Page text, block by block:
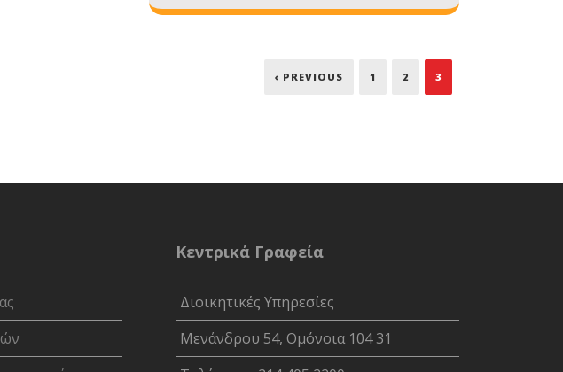
‹ PREVIOUS 1 2 3
Κεντρικά Γραφεία
Διοικητικές Υπηρεσίες
Μενάνδρου 54, Ομόνοια 104 31